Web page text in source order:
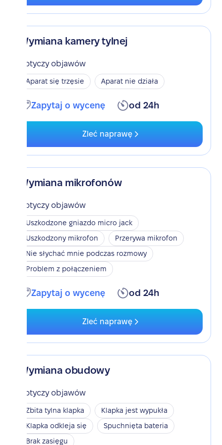
Wymiana kamery tylnej
Dotyczy objawów
Aparat się trzęsie Aparat nie działa
Zapytaj o wycenę od 24h
Zleć naprawę
Wymiana mikrofonów
Dotyczy objawów
Uszkodzone gniazdo micro jack
Uszkodzony mikrofon
Przerywa mikrofon
Nie słychać mnie podczas rozmowy
Problem z połączeniem
Zapytaj o wycenę od 24h
Zleć naprawę
Wymiana obudowy
Dotyczy objawów
Zbita tylna klapka
Klapka jest wypukła
Klapka odkleja się
Spuchnięta bateria
Brak zasięgu